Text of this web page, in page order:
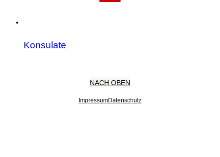
Konsulate
NACH OBEN
ImpressumDatenschutz